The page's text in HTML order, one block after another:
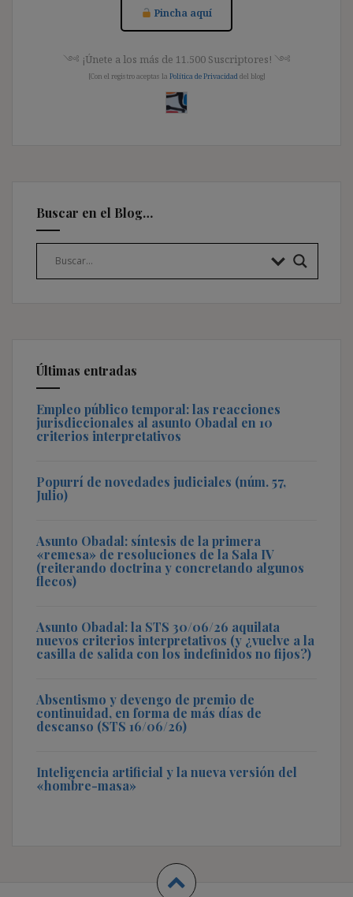
Pincha aquí
༺ ¡Únete a los más de 11.500 Suscriptores! ༺
[Con el registro aceptas la Política de Privacidad del blog]
Buscar en el Blog…
Últimas entradas
Empleo público temporal: las reacciones
jurisdiccionales al asunto Obadal en 10
criterios interpretativos
Popurrí de novedades judiciales (núm. 57,
Julio)
Asunto Obadal: síntesis de la primera
«remesa» de resoluciones de la Sala IV
(reiterando doctrina y concretando algunos
flecos)
Asunto Obadal: la STS 30/06/26 aquilata
nuevos criterios interpretativos (y ¿vuelve a la
casilla de salida con los indefinidos no fijos?)
Absentismo y devengo de premio de
continuidad, en forma de más días de
descanso (STS 16/06/26)
Inteligencia artificial y la nueva versión del
«hombre-masa»